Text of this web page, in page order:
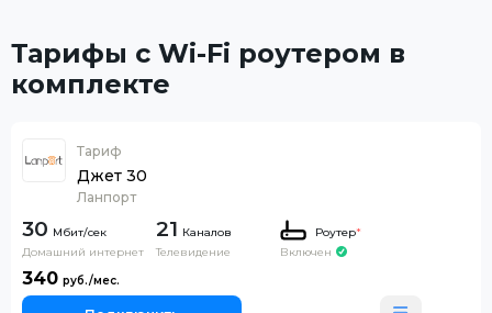
Тарифы с Wi-Fi роутером в
комплекте
Тариф
Джет 30
Ланпорт
30
Домашний интернет
21 Каналов
Телевидение
Роутер*
Включен
340